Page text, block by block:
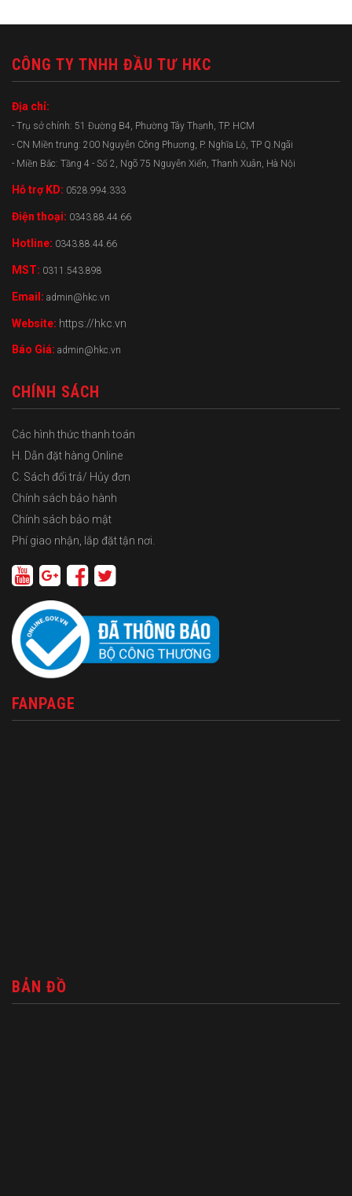
CÔNG TY TNHH ĐẦU TƯ HKC
Địa chỉ:
- Trụ sở chính: 51 Đường B4, Phường Tây Thạnh, TP. HCM
- CN Miền trung: 200 Nguyễn Công Phương, P. Nghĩa Lộ, TP Q.Ngãi
- Miền Bắc: Tầng 4 - Số 2, Ngõ 75 Nguyễn Xiển, Thanh Xuân, Hà Nội
Hỗ trợ KD: 0528.994.333
Điện thoại: 0343.88.44.66
Hotline: 0343.88.44.66
MST: 0311.543.898
Email: admin@hkc.vn
Website: https://hkc.vn
Báo Giá: admin@hkc.vn
CHÍNH SÁCH
Các hình thức thanh toán
H. Dẫn đặt hàng Online
C. Sách đổi trả/ Hủy đơn
Chính sách bảo hành
Chính sách bảo mật
Phí giao nhận, lắp đặt tận nơi.
FANPAGE
BẢN ĐỒ